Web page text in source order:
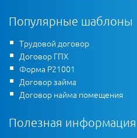
Популярные шаблоны
Трудовой договор
Договор ГПХ
Форма Р21001
Договор займа
Договор найма помещения
Полезная информация